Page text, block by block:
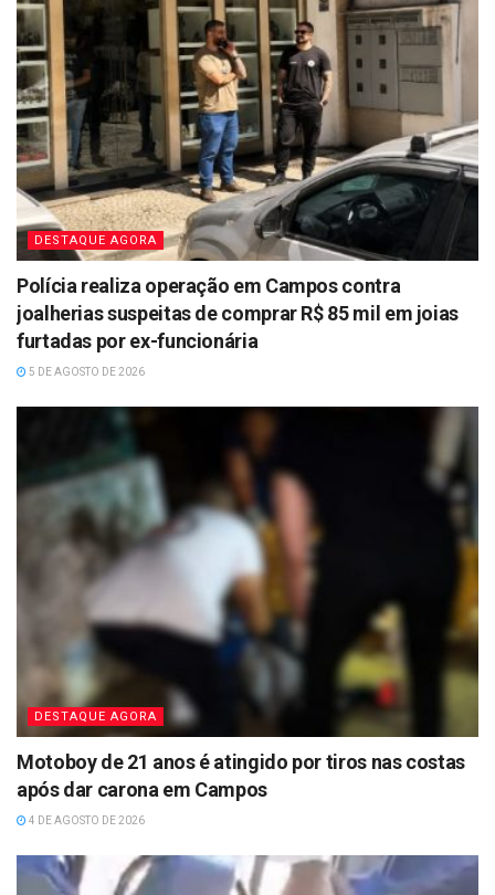
DESTAQUE AGORA
Polícia realiza operação em Campos contra
joalherias suspeitas de comprar R$ 85 mil em joias
furtadas por ex-funcionária
5 DE AGOSTO DE 2026
DESTAQUE AGORA
Motoboy de 21 anos é atingido por tiros nas costas
após dar carona em Campos
4 DE AGOSTO DE 2026